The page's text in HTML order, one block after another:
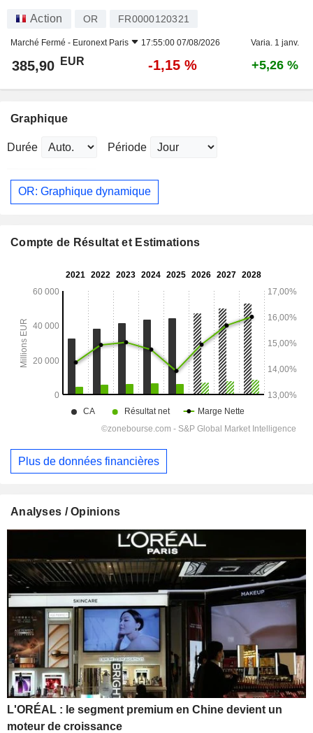
Action OR FR0000120321
Marché Fermé - Euronext Paris 17:55:00 07/08/2026 Varia. 1 janv.
385,90 EUR -1,15 % +5,26 %
Graphique
Durée Période
OR: Graphique dynamique
Compte de Résultat et Estimations
Plus de données financières
Analyses / Opinions
L'ORÉAL : le segment premium en Chine devient un
moteur de croissance